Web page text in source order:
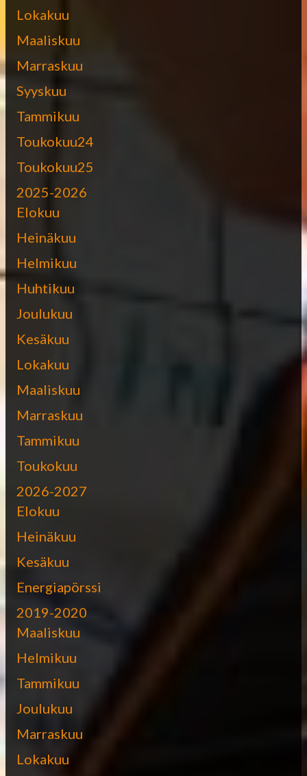
Lokakuu
Maaliskuu
Marraskuu
Syyskuu
Tammikuu
Toukokuu24
Toukokuu25
2025-2026
Elokuu
Heinäkuu
Helmikuu
Huhtikuu
Joulukuu
Kesäkuu
Lokakuu
Maaliskuu
Marraskuu
Tammikuu
Toukokuu
2026-2027
Elokuu
Heinäkuu
Kesäkuu
Energiapörssi
2019-2020
Maaliskuu
Helmikuu
Tammikuu
Joulukuu
Marraskuu
Lokakuu